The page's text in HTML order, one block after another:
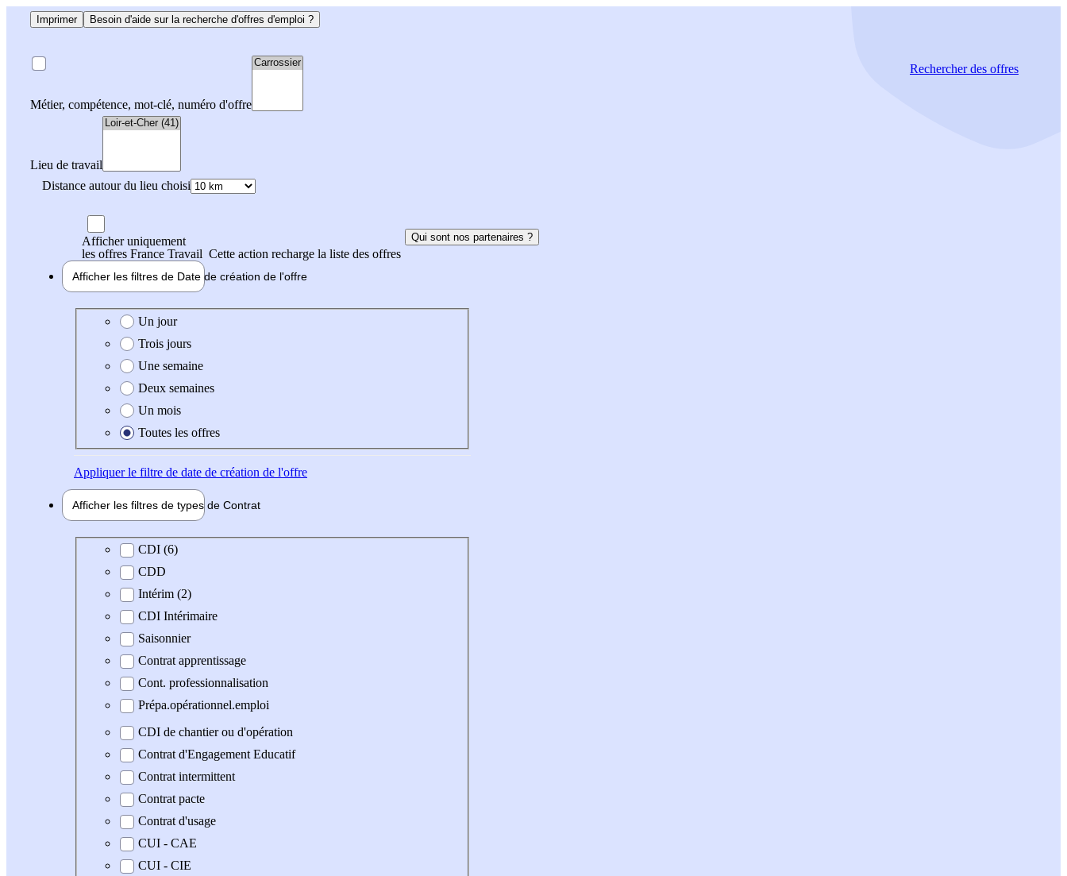
Imprimer Besoin d'aide sur la recherche d'offres d'emploi ?
Métier, compétence, mot-clé, numéro d'offre
Lieu de travail
Distance autour du lieu choisi
Rechercherdes offres
Afficher uniquement
les offres France Travail Cette action recharge la liste des offres
Qui sont nos partenaires ?
Afficher les filtres de Date de création de l'offre
Date de création de l'offre
Un jour
Trois jours
Une semaine
Deux semaines
Un mois
Toutes les offres
Appliquerle filtre de date de création de l'offre
Afficher les filtres de types de Contrat
Type de contrat
CDI (6)
CDD
Intérim (2)
CDI Intérimaire
Saisonnier
Contrat apprentissage
Cont. professionnalisation
Prépa.opérationnel.emploi
CDI de chantier ou d'opération
Contrat d'Engagement Educatif
Contrat intermittent
Contrat pacte
Contrat d'usage
CUI - CAE
CUI - CIE